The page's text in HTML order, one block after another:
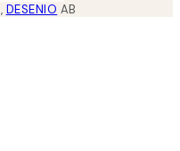
, DESENIO AB